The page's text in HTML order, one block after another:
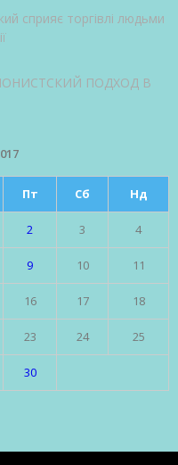
сприяє торгівлі людьми
ПОДХОД В
Пт Сб Нд
2 3 4
9 10 11
16 17 18
23 24 25
30